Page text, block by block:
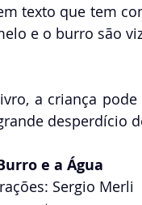
texto que tem
e o burro são
a criança
desperdício
e a Água
Sergio Merli